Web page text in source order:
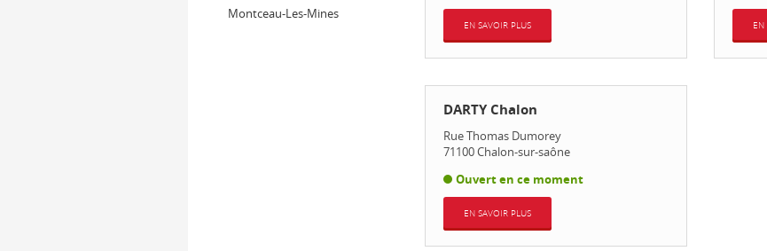
Montceau-Les-Mines
EN SAVOIR PLUS EN
DARTY Chalon
Rue Thomas Dumorey
71100Chalon-sur-saône
Ouvert en ce moment
EN SAVOIR PLUS